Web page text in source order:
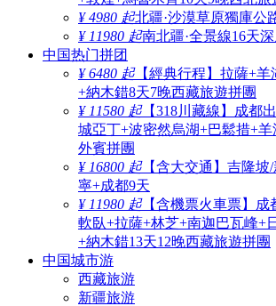
¥ 4980 起北疆·沙漠草原獨庫公
¥ 11980 起南北疆·全景線16天
中国热门拼团
¥ 6480 起【經典行程】拉薩+羊
+納木錯8天7晚西藏旅遊拼團
¥ 11580 起【318川藏線】成都
城亞丁+波密然烏湖+巴鬆措+羊
外賓拼團
¥ 16800 起【含大交通】吉隆
寧+成都9天
¥ 11980 起【含機票火車票】成
軟臥+拉薩+林芝+南迦巴瓦峰+
+納木錯13天12晚西藏旅遊拼團
中国城市游
西藏旅游
新疆旅游